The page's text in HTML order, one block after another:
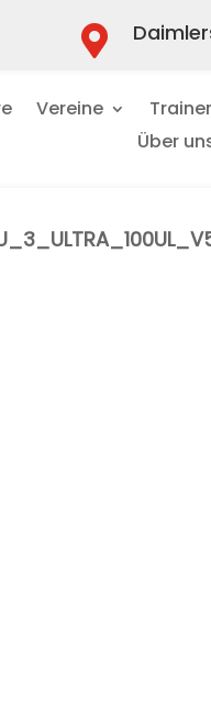

Vereine Trainer
Über